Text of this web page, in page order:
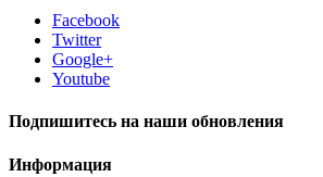
Facebook
Twitter
Google+
Youtube
Подпишитесь на наши обновления
Информация